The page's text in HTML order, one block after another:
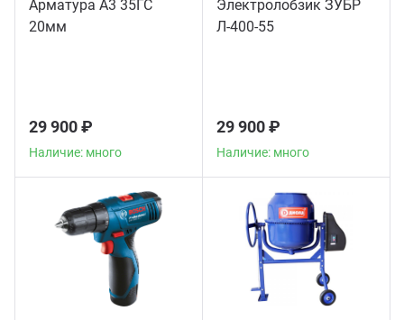
Арматура А3 35ГС
20мм
29 900 ₽
Наличие: много
Электролобзик ЗУБР
Л-400-55
29 900 ₽
Наличие: много